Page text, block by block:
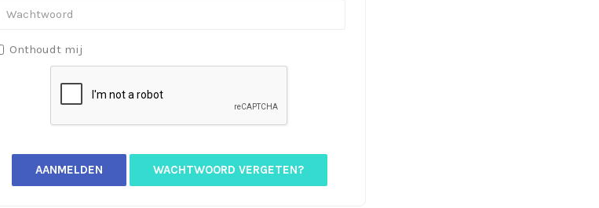
Onthoudt mij
WACHTWOORD VERGETEN?